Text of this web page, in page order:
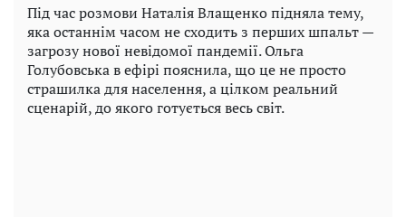
Під час розмови Наталія Влащенко підняла тему,
яка останнім часом не сходить з перших шпальт —
загрозу нової невідомої пандемії. Ольга
Голубовська в ефірі пояснила, що це не просто
страшилка для населення, а цілком реальний
сценарій, до якого готується весь світ.